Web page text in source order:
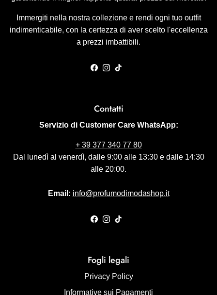
Immergiti nella nostra collezione e rendi ogni tuo outfit
indimenticabile, con la certezza di aver scelto l'eccellenza
a prezzi imbattibili.
Facebook
Instagram
TikTok
Contatti
Servizio di Customer Care WhatsApp:
+ 39 377 340 77 80
Dal lunedì al venerdì, dalle 9:00 alle 13:30 e dalle 14:30
alle 20:00.
Email: info@profumodimodashop.it
Facebook
Instagram
TikTok
Fogli legali
Privacy Policy
Informative sui Pagamenti